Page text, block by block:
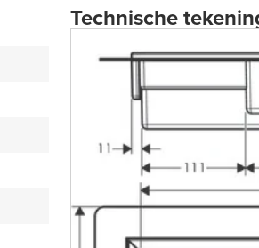
Technische